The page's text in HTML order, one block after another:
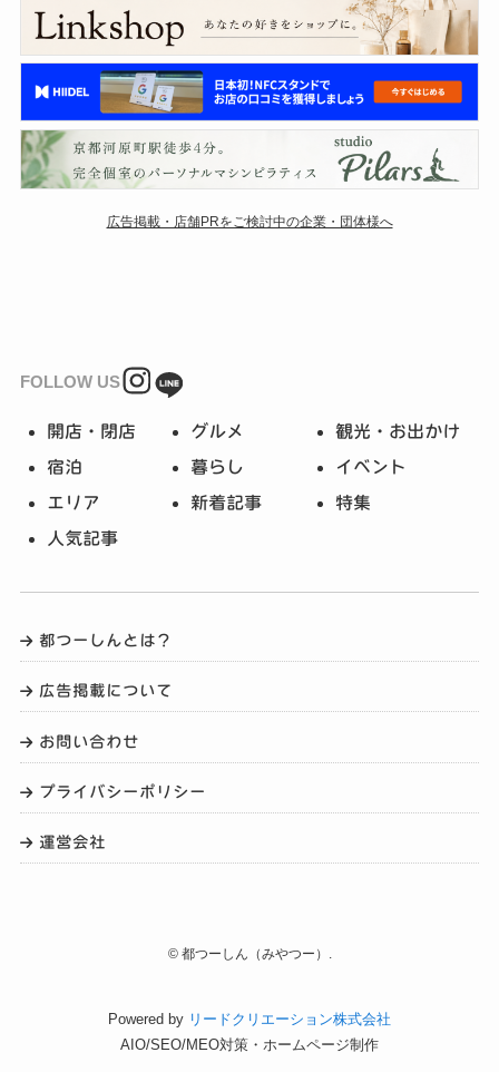
広告掲載・店舗PRをご検討中の企業・団体様へ
FOLLOW US
開店・閉店 グルメ 観光・お出かけ
宿泊 暮らし イベント
エリア 新着記事 特集
人気記事
都つーしんとは？
広告掲載について
お問い合わせ
プライバシーポリシー
運営会社
©都つーしん（みやつー）.
Powered by リードクリエーション株式会社
AIO/SEO/MEO対策・ホームページ制作